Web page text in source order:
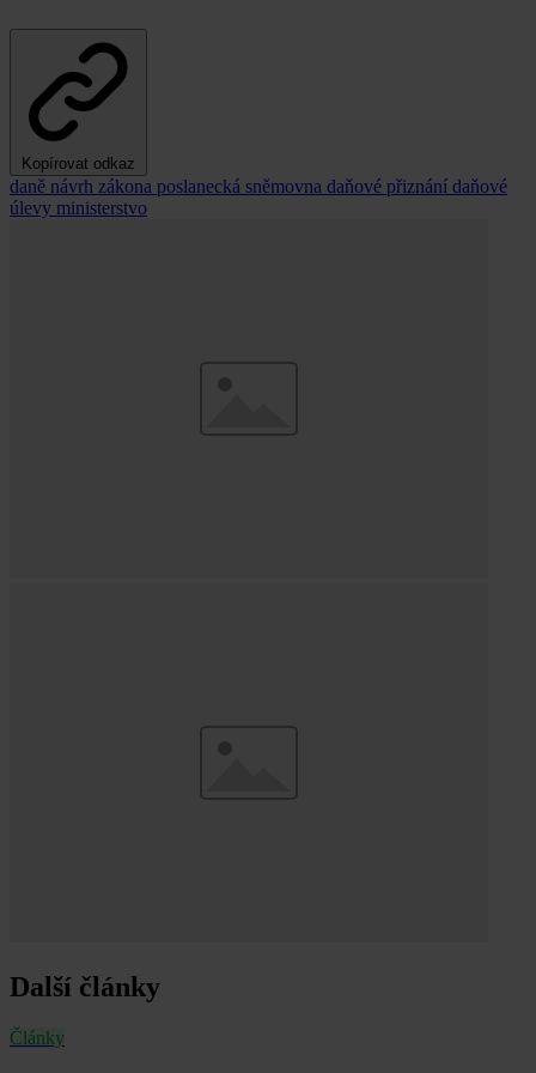
Kopírovat odkaz
daně návrh zákona poslanecká sněmovna daňové přiznání daňové
úlevy ministerstvo
Další články
Články